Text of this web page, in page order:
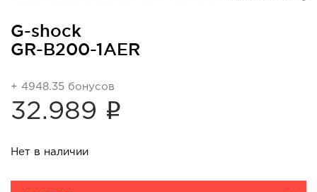
G-shock
GR-B200-1AER
+ 4948.35 бонусов
32.989 i
Нет в наличии